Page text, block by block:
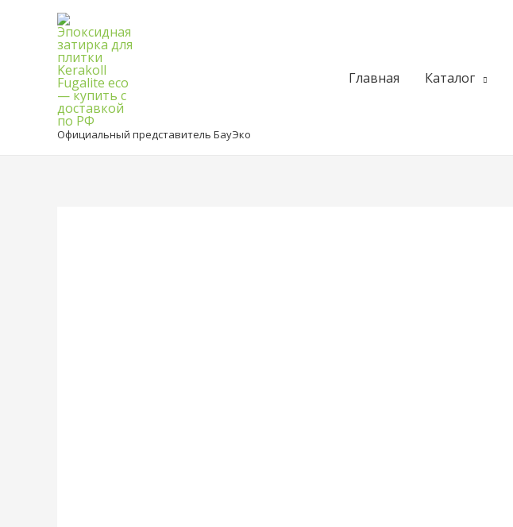
Официальный представитель БауЭко
Главная Каталог